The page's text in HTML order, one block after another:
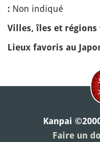
: Non indiqué
Villes, îles et régions
Lieux favoris au
Kanpai
Faire un